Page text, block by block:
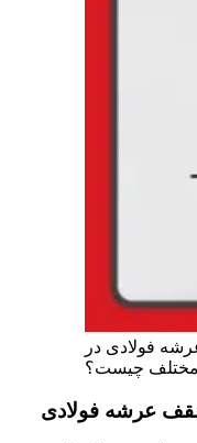
فولادی در
مختلف چیست؟
عرشه فولادی